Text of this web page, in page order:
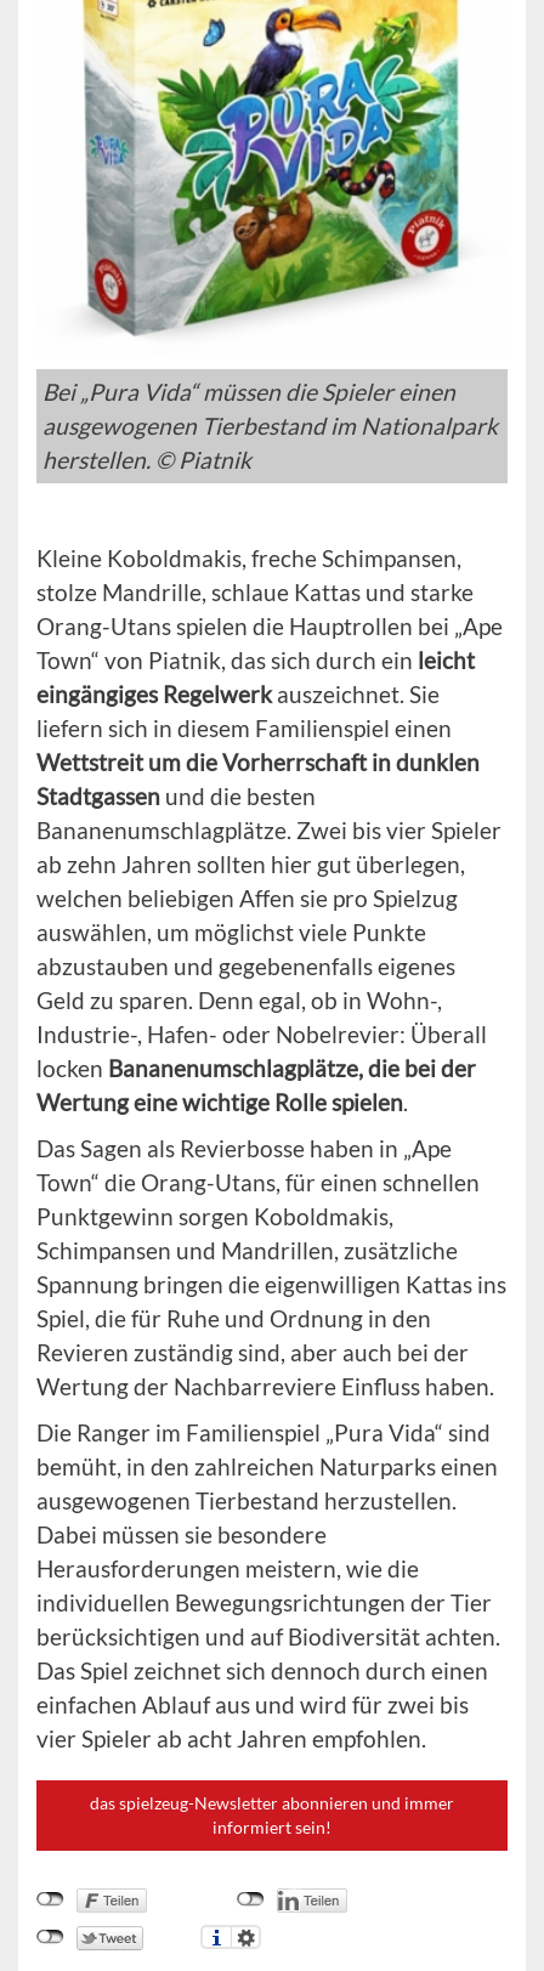
Bei „Pura Vida“ müssen die Spieler einen
ausgewogenen Tierbestand im Nationalpark
herstellen. © Piatnik
Kleine Koboldmakis, freche Schimpansen,
stolze Mandrille, schlaue Kattas und starke
Orang-Utans spielen die Hauptrollen bei „Ape
Town“ von Piatnik, das sich durch ein leicht
eingängiges Regelwerkauszeichnet. Sie
liefern sich in diesem Familienspiel einen
Wettstreit um die Vorherrschaft in dunklen
Stadtgassen und die besten
Bananenumschlagplätze. Zwei bis vier Spieler
ab zehn Jahren sollten hier gut überlegen,
welchen beliebigen Affen sie pro Spielzug
auswählen, um möglichst viele Punkte
abzustauben und gegebenenfalls eigenes
Geld zu sparen. Denn egal, ob in Wohn-,
Industrie-, Hafen- oder Nobelrevier: Überall
locken Bananenumschlagplätze, die bei der
Wertung eine wichtige Rolle spielen.
Das Sagen als Revierbosse haben in „Ape
Town“ die Orang-Utans, für einen schnellen
Punktgewinn sorgen Koboldmakis,
Schimpansen und Mandrillen, zusätzliche
Spannung bringen die eigenwilligen Kattas ins
Spiel, die für Ruhe und Ordnung in den
Revieren zuständig sind, aber auch bei der
Wertung der Nachbarreviere Einfluss haben.
Die Ranger im Familienspiel „Pura Vida“ sind
bemüht, in den zahlreichen Naturparks einen
ausgewogenen Tierbestand herzustellen.
Dabei müssen sie besondere
Herausforderungen meistern, wie die
individuellen Bewegungsrichtungen der Tier
berücksichtigen und auf Biodiversität achten.
Das Spiel zeichnet sich dennoch durch einen
einfachen Ablauf aus und wird für zwei bis
vier Spieler ab acht Jahren empfohlen.
das spielzeug-Newsletter abonnieren und immer
informiert sein!